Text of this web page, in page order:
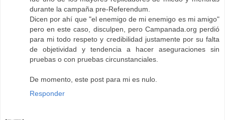
durante la campaña pre-Referendum.
Dicen por ahí que "el enemigo de mi enemigo es mi amigo"
pero en este caso, disculpen, pero Campanada.org perdió
para mi todo respeto y credibilidad justamente por su falta
de objetividad y tendencia a hacer aseguraciones sin
pruebas o con pruebas circunstanciales.
De momento, este post para mi es nulo.
Responder